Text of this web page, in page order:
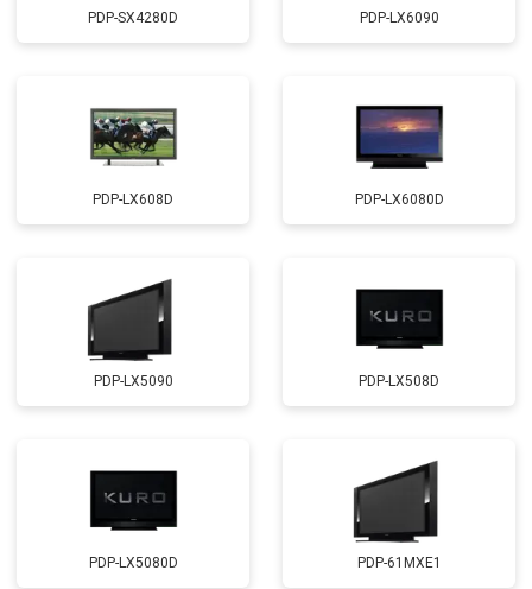
PDP-SX4280D PDP-LX6090
PDP-LX608D PDP-LX6080D
PDP-LX5090 PDP-LX508D
PDP-LX5080D PDP-61MXE1